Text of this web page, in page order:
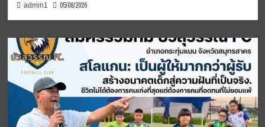
admin1 05/08/2026